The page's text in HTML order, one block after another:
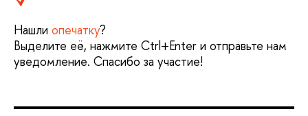
Нашли опечатку?
Выделите её, нажмите Ctrl+Enter и отправьте нам
уведомление. Спасибо за участие!